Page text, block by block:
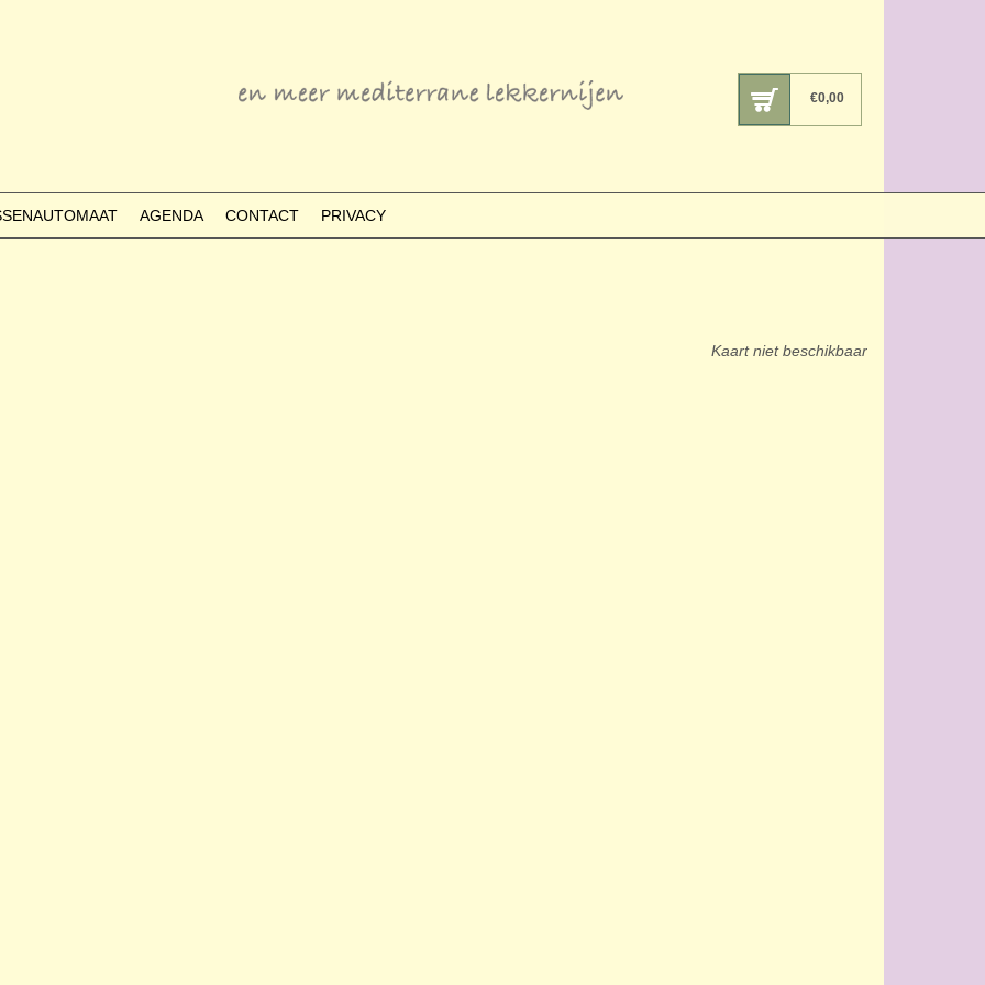
€0,00
AGENDA CONTACT PRIVACY
Kaart niet beschikbaar